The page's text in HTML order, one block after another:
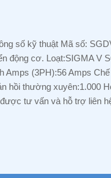
số kỹ thuật Mã số:
động cơ. Loạt:SIGMA V
Amps (3PH):56 Amps
hồi thường xuyên:1.000
tư vấn và hỗ trợ liên
#DongCo #Servo